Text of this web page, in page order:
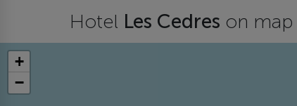
Hotel Les Cedres on map
+
−